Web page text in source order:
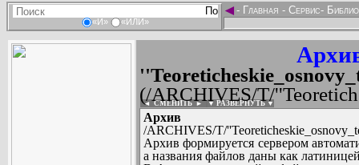
«И» «ИЛИ»
◄- Главная - Сервис-
(/ARCHIVES/T/
◄ СМЕНИТЬ ►|▼ РАЗВЕРНУТЬ ▼
Архив
/ARCHIVES/T/
Архив формируется сервером
а названия файлов даны как